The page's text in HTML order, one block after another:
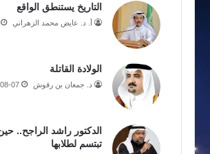
التاريخ يستنطق الواقع
أ. د. عايض محمد الزهراني
الولادة القاتلة
د. جمعان بن رقوش 07
الدكتور راشد الراجح..
تبتسم لطلابها